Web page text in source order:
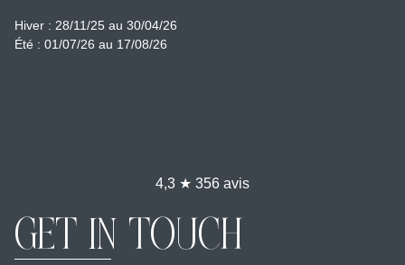
Hiver : 28/11/25 au 30/04/26
Été : 01/07/26 au 17/08/26
4,3 ★ 356 avis
GET IN TOUCH